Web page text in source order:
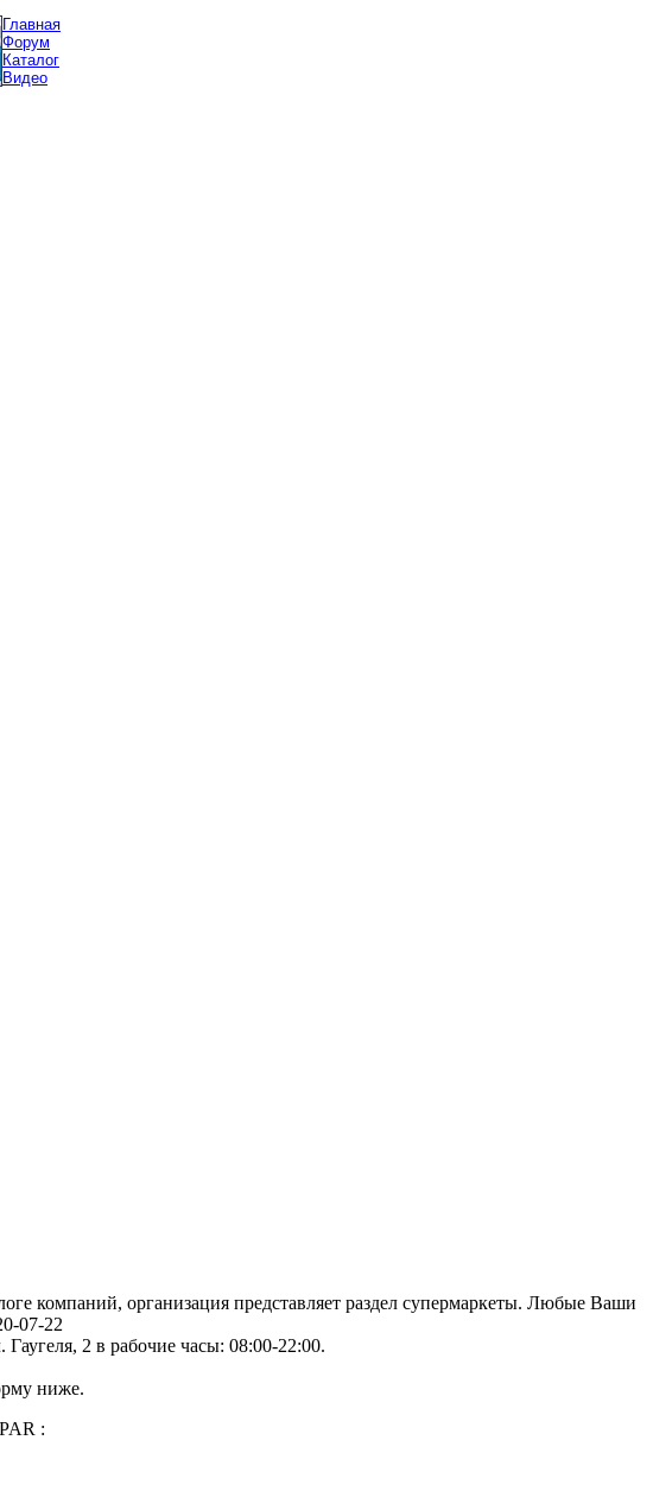
Главная
Форум
Каталог
Видео
компаний, организация представляет раздел супермаркеты. Любые Ваши
07-22
2 в рабочие часы: 08:00-22:00.
ниже.
: